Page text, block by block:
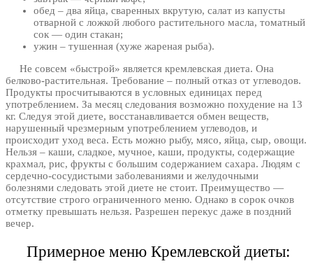
обед – два яйца, сваренных вкрутую, салат из капусты
отварной с ложкой любого растительного масла, томатный
сок — один стакан;
ужин – тушенная (хуже жареная рыба).
Не совсем «быстрой» является кремлевская диета. Она
белково-растительная. Требование – полный отказ от углеводов.
Продукты просчитываются в условных единицах перед
употреблением. За месяц следования возможно похудение на 13
кг. Следуя этой диете, восстанавливается обмен веществ,
нарушенный чрезмерным употреблением углеводов, и
происходит уход веса. Есть можно рыбу, мясо, яйца, сыр, овощи.
Нельзя – каши, сладкое, мучное, каши, продукты, содержащие
крахмал, рис, фрукты с большим содержанием сахара. Людям с
сердечно-сосудистыми заболеваниями и желудочными
болезнями следовать этой диете не стоит. Преимущество —
отсутствие строго ограниченного меню. Однако в сорок очков
отметку превышать нельзя. Разрешен перекус даже в поздний
вечер.
Примерное меню Кремлевской диеты: